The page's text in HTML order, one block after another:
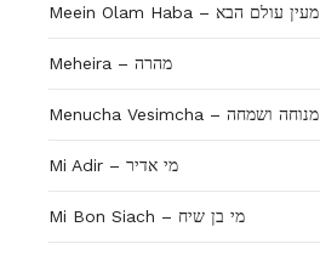
Meein Olam Haba – מעין עולם הבא
Meheira – מהרה
Menucha Vesimcha – מנוחה ושמחה
Mi Adir – מי אדיר
Mi Bon Siach – מי בן שיח